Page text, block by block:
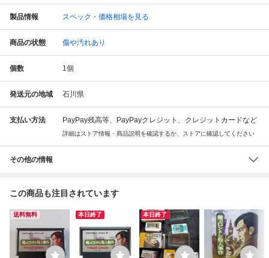
製品情報 スペック・価格相場を見る
商品の状態 傷や汚れあり
個数 1個
発送元の地域 石川県
支払い方法 PayPay残高等、PayPayクレジット、クレジットカードなど
詳細はストア情報・商品説明を確認するか、ストアに確認してください
その他の情報
この商品も注目されています
送料無料 本日終了 本日終了